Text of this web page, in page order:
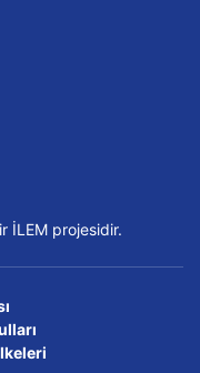
İLEM projesidir.